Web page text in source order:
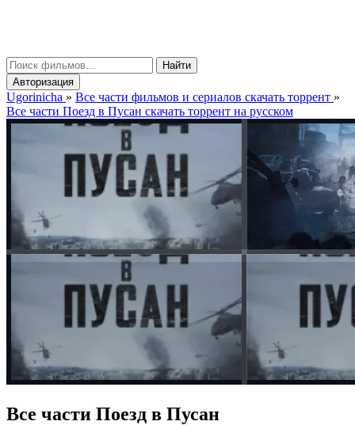
Найти
Авторизация
Ugorinicha » Все части фильмов и сериалов скачать торрент »
Все части Поезд в Пусан скачать торрент на русском
Все части Поезд в Пусан